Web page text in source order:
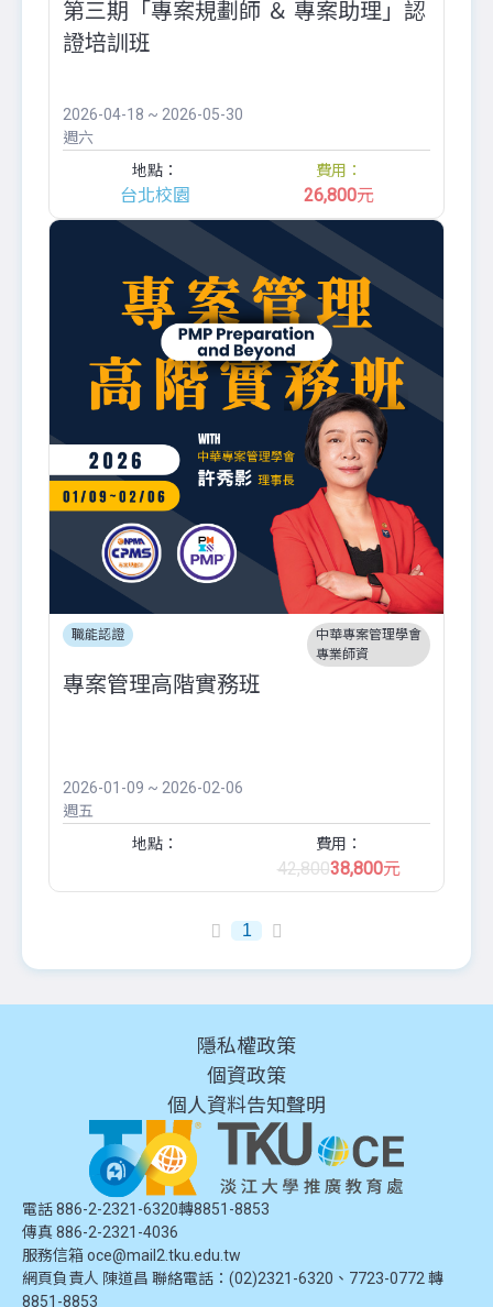
第三期「專案規劃師 ＆ 專案助理」認
證培訓班
2026-04-18 ~ 2026-05-30
週六
地點：
台北校園
費用：
26,800元
職能認證
中華專案管理學會
專業師資
專案管理高階實務班
2026-01-09 ~ 2026-02-06
週五
地點：
費用：
42,80038,800元
1
隱私權政策
個資政策
個人資料告知聲明
電話 886-2-2321-6320轉8851-8853
傳真 886-2-2321-4036
服務信箱 oce@mail2.tku.edu.tw
網頁負責人 陳道昌 聯絡電話：(02)2321-6320、7723-0772 轉
8851-8853